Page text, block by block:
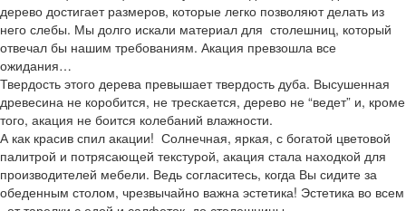
дерево достигает размеров, которые легко позволяют делать из
него слебы. Мы долго искали материал для столешниц, который
отвечал бы нашим требованиям. Акация превзошла все
ожидания…
Твердость этого дерева превышает твердость дуба. Высушенная
древесина не коробится, не трескается, дерево не “ведет” и, кроме
того, акация не боится колебаний влажности.
А как красив спил акации! Солнечная, яркая, с богатой цветовой
палитрой и потрясающей текстурой, акация стала находкой для
производителей мебели. Ведь согласитесь, когда Вы сидите за
обеденным столом, чрезвычайно важна эстетика! Эстетика во всем